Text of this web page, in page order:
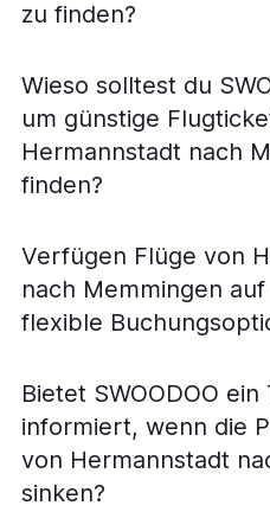
Flüge von Timișoara nach
Flüge von Timișoara nach
Flüge von Iași nach München
Flüge von Klausenburg
Flüge von Klausenburg nach
Flüge von Iași nach Berlin
Flüge von Timișoara nach
Flüge von Bukarest Otopeni
Flüge von Großwardein nach
zu finden?
Wieso solltest du
um günstige
Hermannstadt nach
finden?
Verfügen Flüge von
nach Memmingen
flexible
Bietet SWOODOO
informiert, wenn die
von Hermannstadt
sinken?